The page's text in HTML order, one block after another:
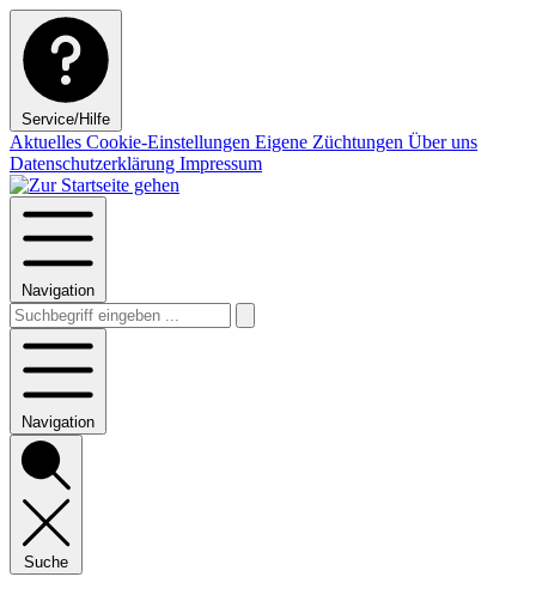
Service/Hilfe
Aktuelles Cookie-Einstellungen Eigene Züchtungen Über uns
Datenschutzerklärung Impressum
Navigation
Navigation
Suche